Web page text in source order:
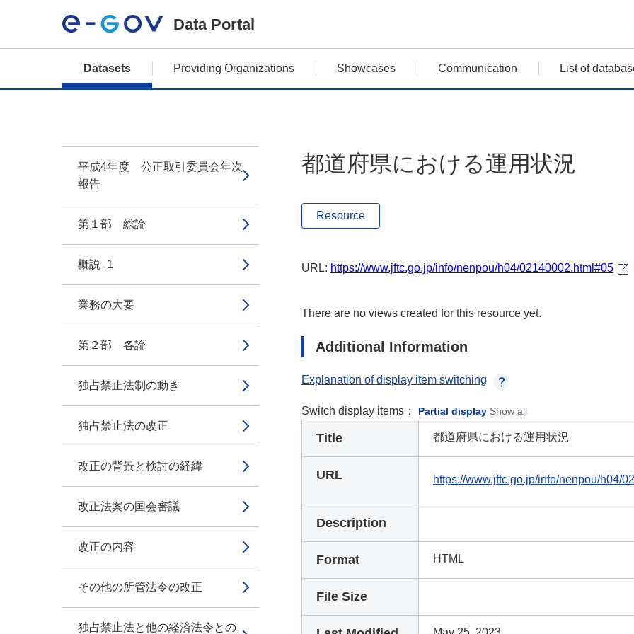
Data Portal
Datasets Providing Organizations Showcases Communication List of
平成4年度 公正取引委員会年次
報告
第１部 総論
概説_1
業務の大要
第２部 各論
独占禁止法制の動き
独占禁止法の改正
改正の背景と検討の経緯
改正法案の国会審議
改正の内容
その他の所管法令の改正
独占禁止法と他の経済法令との
都道府県における運用状況
Resource
URL: https://www.jftc.go.jp/info/nenpou/h04/02140002.html#05
There are no views created for this resource yet.
Additional Information
Explanation of display item switching
Switch display items： Partial display Show all
Title 都道府県における運用状況
URL https://www.jftc.go.jp/info/nenpou/h04/
Description
Format HTML
File Size